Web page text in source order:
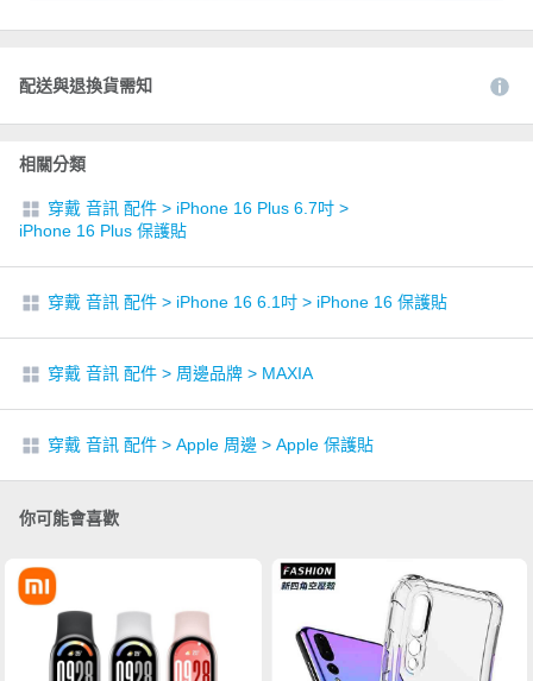
配送與退換貨需知
相關分類
穿戴 音訊 配件 > iPhone 16 Plus 6.7吋 >
iPhone 16 Plus 保護貼
穿戴 音訊 配件 > iPhone 16 6.1吋 > iPhone 16 保護貼
穿戴 音訊 配件 > 周邊品牌 > MAXIA
穿戴 音訊 配件 > Apple 周邊 > Apple 保護貼
你可能會喜歡